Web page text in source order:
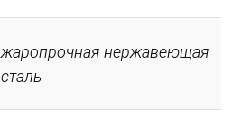
жаропрочная нержавеющая
сталь